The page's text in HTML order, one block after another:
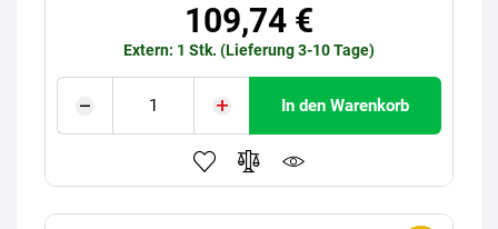
109,74 €
Extern: 1 Stk. (Lieferung 3-10 Tage)
In den Warenkorb